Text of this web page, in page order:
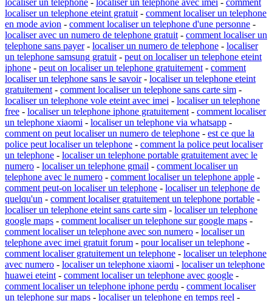
localiser un telephone eteint gratuit - comment localiser un telephone
en mode avion - comment localiser un telephone d'une personne -
localiser avec un numero de telephone gratuit - comment localiser un
telephone sans payer- localiser un numero de telephone - localiser
un telephone samsung gratuit - peut on localiser un telephone eteint
iphone - peut on localiser un telephone gratuitement - comment
localiser un telephone sans le savoir- localiser un telephone eteint
gratuitement - comment localiser un telephone sans carte sim -
localiser un telephone vole eteint avec imei - localiser un telephone
free - localiser un telephone iphone gratuitement - comment localiser
un telephone xiaomi - localiser un telephone via whatsapp -
comment on peut localiser un numero de telephone - est ce que la
police peut localiser un telephone - comment la police peut localiser
un telephone - localiser un telephone portable gratuitement avec le
numero - localiser un telephone gmail - comment localiser un
telephone avec le numero - comment localiser un telephone apple -
comment peut-on localiser un telephone - localiser un telephone de
quelqu'un - comment localiser gratuitement un telephone portable -
localiser un telephone eteint sans carte sim - localiser un telephone
google maps - comment localiser un telephone sur google maps -
comment localiser un telephone avec son numero - localiser un
telephone avec imei gratuit forum - pour localiser un telephone -
comment localiser gratuitement un telephone - localiser un telephone
avec numero - localiser un telephone xiaomi - localiser un telephone
huawei eteint - comment localiser un telephone avec google -
comment localiser un telephone iphone perdu - comment localiser
un telephone sur maps - localiser un telephone en temps reel -